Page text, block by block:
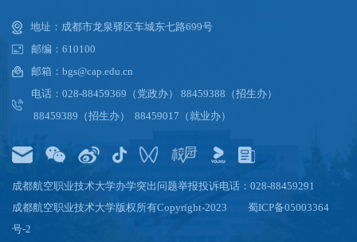
地址：成都市龙泉驿区车城东七路699号
邮编：610100
邮箱：bgs@cap.edu.cn
电话：028-88459369（党政办） 88459388（招生办）
88459389（招生办） 88459017（就业办）
成都航空职业技术大学办学突出问题举报投诉电话：028-88459291
成都航空职业技术大学版权所有Copyright-2023 蜀ICP备05003364
号-2